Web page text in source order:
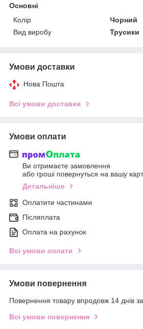
Основні
Колір
Чорний
Вид виробу
Трусики
Умови доставки
Нова Пошта
Всі умови доставки
Умови оплати
Ви отримаєте замовлення
або гроші повернуться на вашу
Детальніше
Оплатити частинами
Післяплата
Оплата на рахунок
Всі умови оплати
Умови повернення
Повернення товару впродовж 14 днів
Всі умови повернення